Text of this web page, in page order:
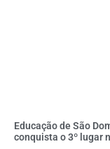
Educação de São
conquista o 3º lugar